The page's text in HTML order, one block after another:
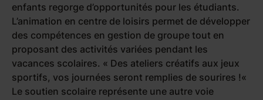
enfants regorge d’opportunités pour les étudiants.
L’animation en centre de loisirs permet de développer
des compétences en gestion de groupe tout en
proposant des activités variées pendant les
vacances scolaires. « Des ateliers créatifs aux jeux
sportifs, vos journées seront remplies de sourires !«
Le soutien scolaire représente une autre voie